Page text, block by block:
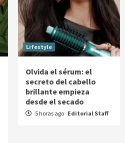
Lifestyle
Olvida el sérum: el
secreto del cabello
brillante empieza
desde el secado
5 horas ago Editorial Staff